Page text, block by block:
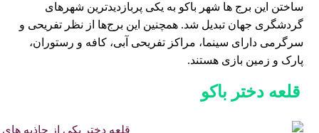
ساختن این برج ها شهر باکو به یکی پربازدیدترین شهرهای
گردشگری جهان تبدیل شد. همچنین این برج‌ها از نظر تفریحی و
سرگرمی دارای سینما، مراکز تفریحی آبی، کافه و رستوران،
پارک و زمین بازی هستند.
قلعه دختر باکو